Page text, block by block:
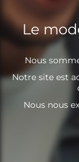
Le
Nous
Notre site est
Nous nous